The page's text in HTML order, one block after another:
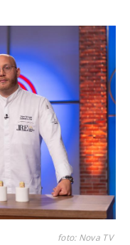
foto: Nova TV